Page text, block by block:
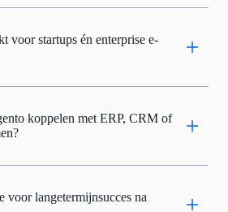
voor startups én enterprise e-
koppelen met ERP, CRM of
voor langetermijnsucces na